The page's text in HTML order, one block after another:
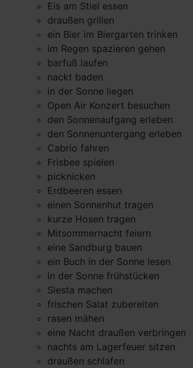
Eis am Stiel essen
draußen grillen
ein Bier im Biergarten trinken
im Regen spazieren gehen
barfuß laufen
nackt baden
in der Sonne liegen
Open Air Konzert besuchen
den Sonnenaufgang erleben
den Sonnenuntergang erleben
Cabrio fahren
Frisbee spielen
picknicken
Erdbeeren essen
einen Sonnenhut tragen
kurze Hosen tragen
Mitsommernacht feiern
eine Sandburg bauen
ein Buch in der Sonne lesen
in der Sonne frühstücken
Siesta machen
frischen Salat zubereiten
rasen mähen
eine Nacht draußen verbringen
nachts am Lagerfeuer sitzen
draußen schlafen